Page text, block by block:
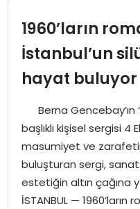
SAĞLIK
SPOR
MAGAZIN
SPOR
EĞITIM
1960’ların
İstanbul’un
hayat buluyor
Berna Gencebay’ın
başlıklı kişisel sergisi 4
masumiyet ve
buluşturan sergi,
estetiğin altın çağına
İSTANBUL —